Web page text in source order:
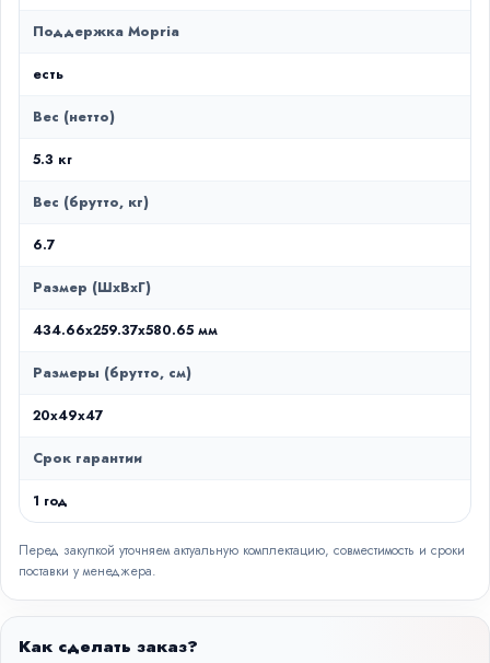
Поддержка Mopria
есть
Вес (нетто)
5.3 кг
Вес (брутто, кг)
6.7
Размер (ШxВxГ)
434.66x259.37x580.65 мм
Размеры (брутто, см)
20x49x47
Срок гарантии
1 год
Перед закупкой уточняем актуальную комплектацию, совместимость и сроки
поставки у менеджера.
Как сделать заказ?